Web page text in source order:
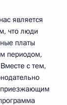
является
что люди
платы
периодом,
с тем,
приезжающим